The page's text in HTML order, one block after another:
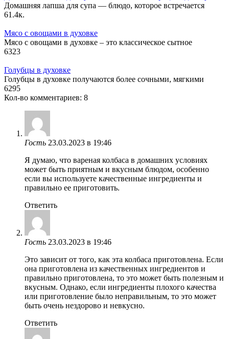
Домашняя лапша для супа — блюдо, которое встречается
61.4к.
Мясо с овощами в духовке
Мясо с овощами в духовке – это классическое сытное
6323
Голубцы в духовке
Голубцы в духовке получаются более сочными, мягкими
6295
Кол-во комментариев: 8
Гость 23.03.2023 в 19:46
Я думаю, что вареная колбаса в домашних условиях
может быть приятным и вкусным блюдом, особенно
если вы используете качественные ингредиенты и
правильно ее приготовить.
Ответить
Гость 23.03.2023 в 19:46
Это зависит от того, как эта колбаса приготовлена. Если
она приготовлена из качественных ингредиентов и
правильно приготовлена, то это может быть полезным и
вкусным. Однако, если ингредиенты плохого качества
или приготовление было неправильным, то это может
быть очень нездорово и невкусно.
Ответить